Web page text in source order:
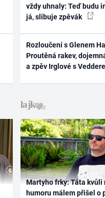
vždy uhnaly: Teď budu
já, slibuje zpěvák
Rozloučení s Glenem
Proutěná rakev,
a zpěv Irglové s
Martyho frky: Táta kvůli
humoru málem přišel o